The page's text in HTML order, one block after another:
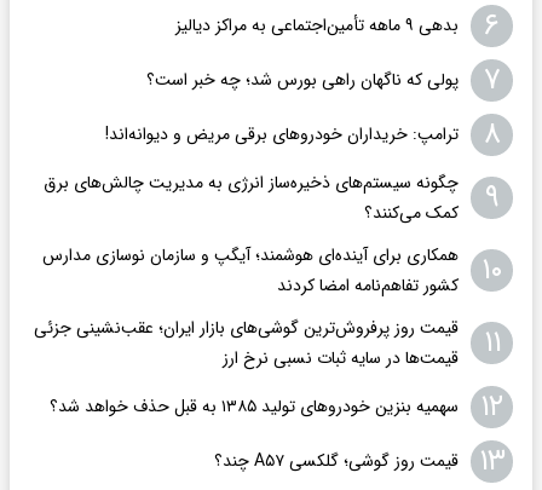
۶ بدهی ۹ ماهه تأمین‌اجتماعی به مراکز دیالیز
۷ پولی که ناگهان راهی بورس شد؛ چه خبر است؟
۸ ترامپ: خریداران خودروهای برقی مریض و دیوانه‌اند!
۹
چگونه سیستم‌های ذخیره‌ساز انرژی به مدیریت چالش‌های برق
کمک می‌کنند؟
۱۰
همکاری برای آینده‌ای هوشمند؛ آیگپ و سازمان نوسازی مدارس
کشور تفاهم‌نامه امضا کردند
۱۱
قیمت روز پرفروش‌ترین گوشی‌های بازار ایران؛ عقب‌نشینی جزئی
قیمت‌ها در سایه ثبات نسبی نرخ ارز
۱۲ سهمیه بنزین خودروهای تولید ۱۳۸۵ به قبل حذف خواهد شد؟
۱۳ قیمت روز گوشی؛ گلکسی A۵۷ چند؟